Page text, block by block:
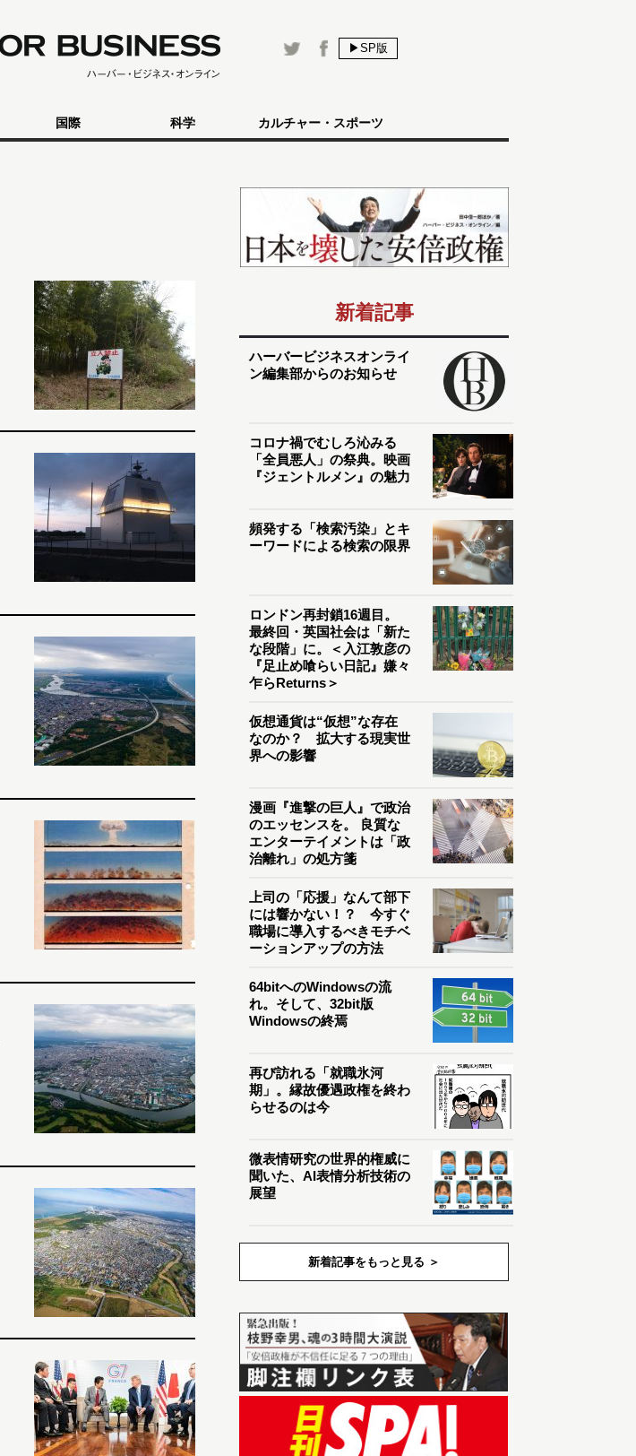
▶SP版
国際 科学 カルチャー・スポーツ
新着記事
ハーバービジネスオンライ
ン編集部からのお知らせ
コロナ禍でむしろ沁みる
「全員悪人」の祭典。映画
『ジェントルメン』の魅力
頻発する「検索汚染」とキ
ーワードによる検索の限界
ロンドン再封鎖16週目。
最終回・英国社会は「新た
な段階」に。＜入江敦彦の
『足止め喰らい日記』嫌々
乍らReturns＞
仮想通貨は“仮想”な存在
なのか？ 拡大する現実世
界への影響
漫画『進撃の巨人』で政治
のエッセンスを。 良質な
エンターテイメントは「政
治離れ」の処方箋
上司の「応援」なんて部下
には響かない！？ 今すぐ
職場に導入するべきモチベ
ーションアップの方法
64bitへのWindowsの流
れ。そして、32bit版
Windowsの終焉
再び訪れる「就職氷河
期」。縁故優遇政権を終わ
らせるのは今
微表情研究の世界的権威に
聞いた、AI表情分析技術の
展望
新着記事をもっと見る